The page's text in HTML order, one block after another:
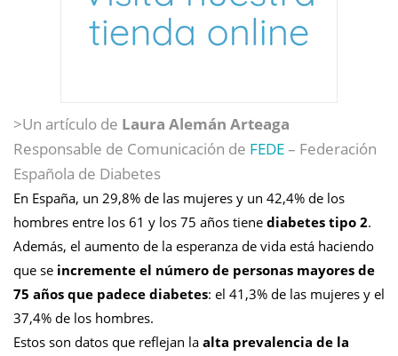
>Un artículo de Laura Alemán Arteaga
Responsable de Comunicación de FEDE– Federación
Española de Diabetes
En España, un 29,8% de las mujeres y un 42,4% de los
hombres entre los 61 y los 75 años tiene diabetes tipo 2.
Además, el aumento de la esperanza de vida está haciendo
que se incremente el número de personas mayores de
75 años que padece diabetes: el 41,3% de las mujeres y el
37,4% de los hombres.
Estos son datos que reflejan la alta prevalencia de la